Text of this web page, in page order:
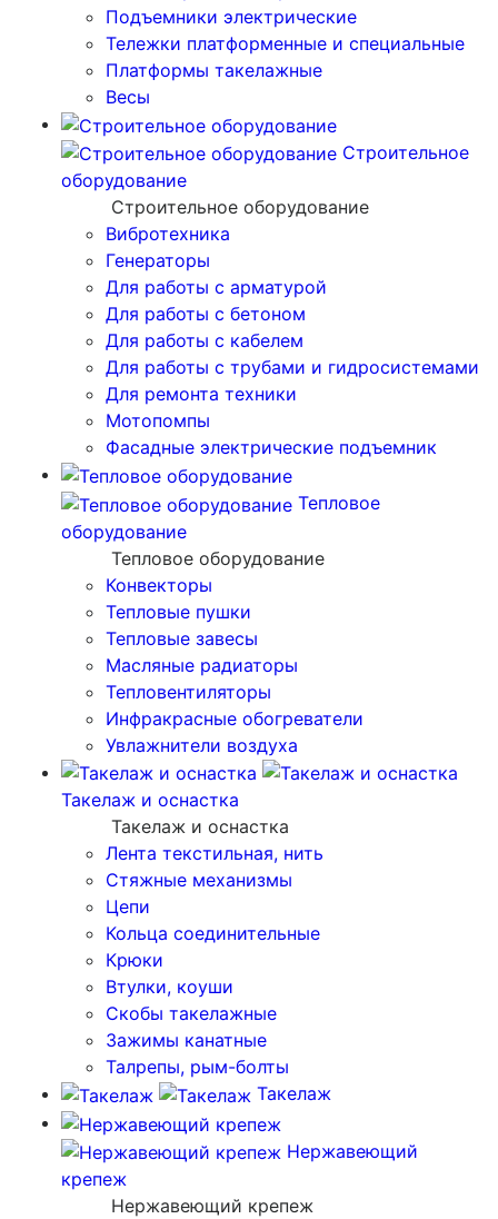
Подъемники электрические
Тележки платформенные и специальные
Платформы такелажные
Весы
Строительное
оборудование
Строительное оборудование
Вибротехника
Генераторы
Для работы с арматурой
Для работы с бетоном
Для работы с кабелем
Для работы с трубами и гидросистемами
Для ремонта техники
Мотопомпы
Фасадные электрические подъемник
Тепловое
оборудование
Тепловое оборудование
Конвекторы
Тепловые пушки
Тепловые завесы
Масляные радиаторы
Тепловентиляторы
Инфракрасные обогреватели
Увлажнители воздуха
Такелаж и оснастка
Такелаж и оснастка
Лента текстильная, нить
Стяжные механизмы
Цепи
Кольца соединительные
Крюки
Втулки, коуши
Скобы такелажные
Зажимы канатные
Талрепы, рым-болты
Такелаж
Нержавеющий
крепеж
Нержавеющий крепеж